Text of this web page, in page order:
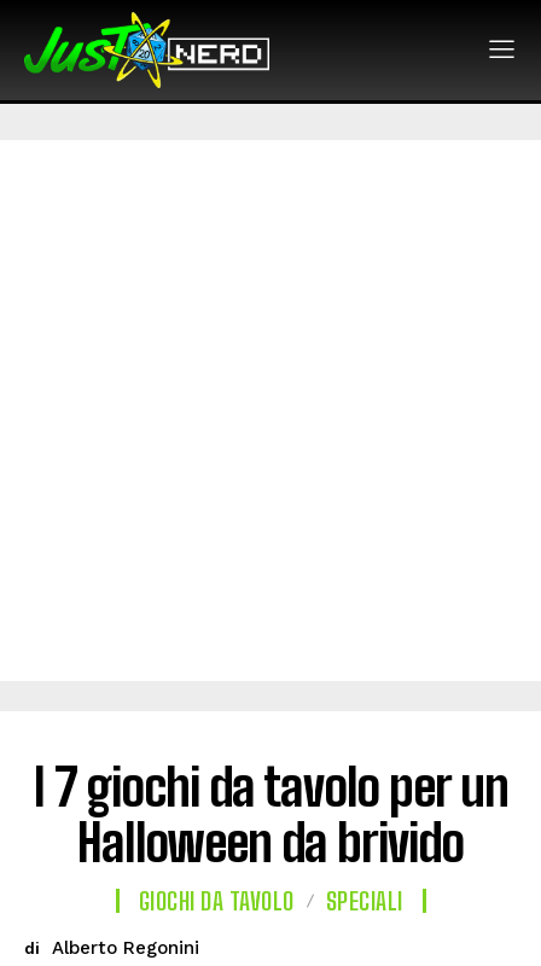
I 7 giochi da tavolo per un
Halloween da brivido
GIOCHI DA TAVOLO SPECIALI
di Alberto Regonini